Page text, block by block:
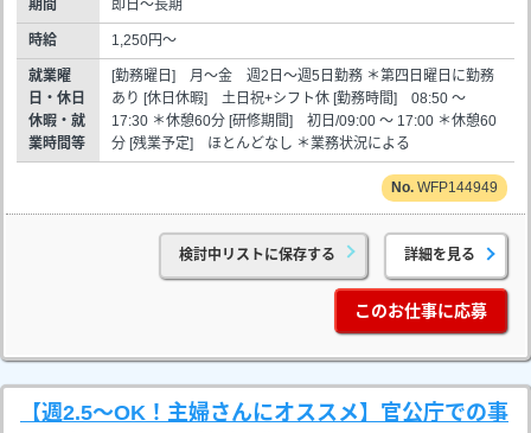
期間 即日～長期
時給 1,250円～
就業曜
日・休日
休暇・就
業時間等
[勤務曜日] 月～金 週2日～週5日勤務 ＊第四日曜日に勤務
あり [休日休暇] 土日祝+シフト休 [勤務時間] 08:50 ～
17:30 ＊休憩60分 [研修期間] 初日/09:00 ～ 17:00 ＊休憩60
分 [残業予定] ほとんどなし ＊業務状況による
WFP144949
検討中リストに保存する 詳細を見る
このお仕事に応募
【週2.5～OK！主婦さんにオススメ】官公庁での事